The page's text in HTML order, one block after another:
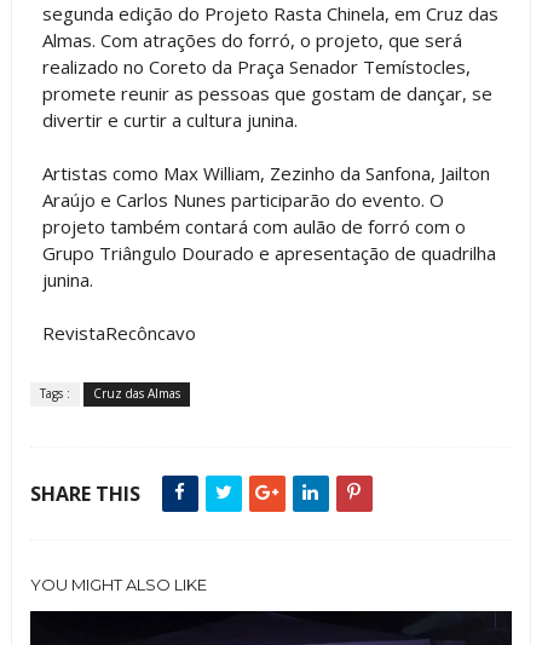
segunda edição do Projeto Rasta Chinela, em Cruz das
Almas. Com atrações do forró, o projeto, que será
realizado no Coreto da Praça Senador Temístocles,
promete reunir as pessoas que gostam de dançar, se
divertir e curtir a cultura junina.
Artistas como Max William, Zezinho da Sanfona, Jailton
Araújo e Carlos Nunes participarão do evento. O
projeto também contará com aulão de forró com o
Grupo Triângulo Dourado e apresentação de quadrilha
junina.
RevistaRecôncavo
Tags : Cruz das Almas
SHARE THIS
YOU MIGHT ALSO LIKE